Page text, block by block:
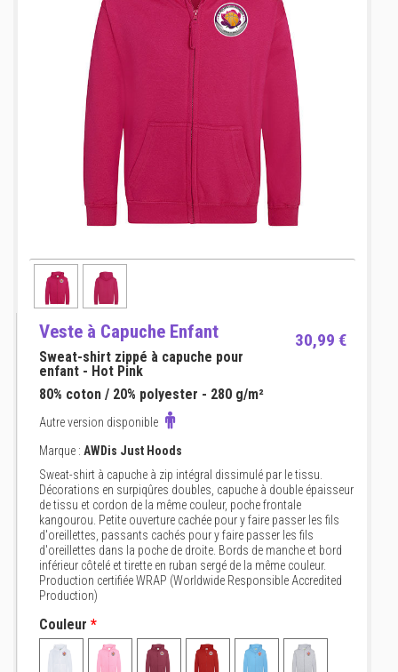
Veste à Capuche Enfant 30,99 €
Sweat-shirt zippé à capuche pour
enfant - Hot Pink
80% coton / 20% polyester - 280 g/m²
Autre version disponible
Marque : AWDis Just Hoods
Sweat-shirt à capuche à zip intégral dissimulé par le tissu.
Décorations en surpiqûres doubles, capuche à double épaisseur
de tissu et cordon de la même couleur, poche frontale
kangourou. Petite ouverture cachée pour y faire passer les fils
d'oreillettes, passants cachés pour y faire passer les fils
d'oreillettes dans la poche de droite. Bords de manche et bord
inférieur côtelé et tirette en ruban sergé de la même couleur.
Production certifiée WRAP (Worldwide Responsible Accredited
Production)
Couleur *